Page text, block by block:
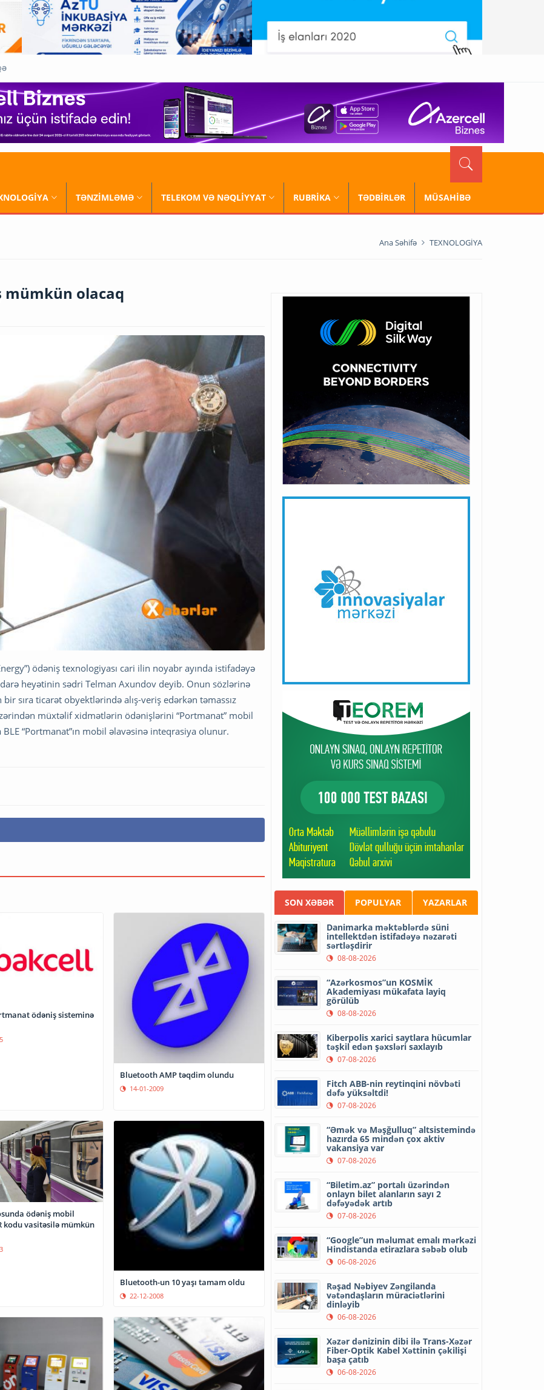
TƏNZİMLƏMƏ TELEKOM VƏ NƏQLİYYAT RUBRİKA TƏDBİRLƏR MÜSAHİBƏ
Ana Səhifə TEXNOLOGİYA
mümkün olacaq
ödəniş texnologiyası cari ilin noyabr ayında istifadəyə
heyətinin sədri Telman Axundov deyib. Onun sözlərinə
sıra ticarət obyektlərində alış-veriş edərkən təmassız
müxtəlif xidmətlərin ödənişlərini “Portmanat” mobil
“Portmanat”ın mobil əlavəsinə inteqrasiya olunur.
ödəniş sisteminə
Bluetooth AMP təqdim olundu
14-01-2009
ödəniş mobil
kodu vasitəsilə mümkün
Bluetooth-un 10 yaşı tamam oldu
22-12-2008
SON XƏBƏR POPULYAR YAZARLAR
Danimarka məktəblərdə süni
intellektdən istifadəyə nəzarəti
sərtləşdirir
08-08-2026
“Azərkosmos”un KOSMİK
Akademiyası mükafata layiq
görülüb
08-08-2026
Kiberpolis xarici saytlara hücumlar
təşkil edən şəxsləri saxlayıb
07-08-2026
Fitch ABB-nin reytinqini növbəti
dəfə yüksəltdi!
07-08-2026
“Əmək və Məşğulluq” altsistemində
hazırda 65 mindən çox aktiv
vakansiya var
07-08-2026
“Biletim.az” portalı üzərindən
onlayn bilet alanların sayı 2
dəfəyədək artıb
07-08-2026
“Google”un məlumat emalı mərkəzi
Hindistanda etirazlara səbəb olub
06-08-2026
Rəşad Nəbiyev Zəngilanda
vətəndaşların müraciətlərini
dinləyib
06-08-2026
Xəzər dənizinin dibi ilə Trans-Xəzər
Fiber-Optik Kabel Xəttinin çəkilişi
başa çatıb
06-08-2026